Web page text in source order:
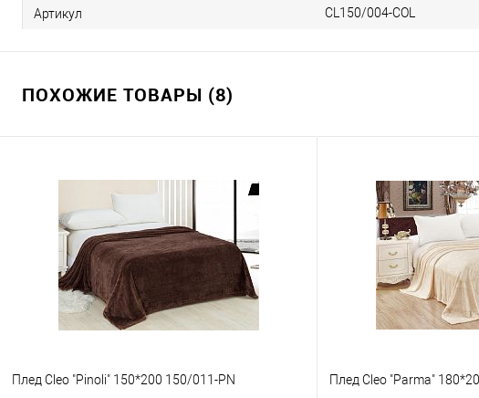
Артикул CL150/004-COL
ПОХОЖИЕ ТОВАРЫ (8)
Плед Cleo "Pinoli" 150*200 150/011-PN Плед Cleo "Parma"